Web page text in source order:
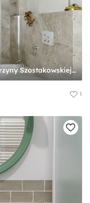
Wymarzona łazienka według Katarzyny Szostakowskiej - Średnia bez okna z lustrem z dwoma umywalkami z punktowym oświetleniem łazienka, styl vintage - zdjęcie od Geberit
1